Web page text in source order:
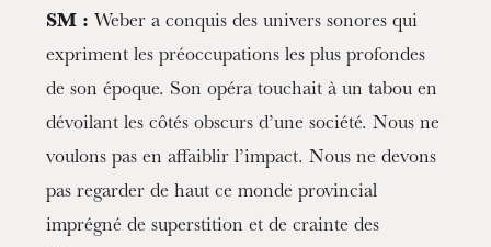
SM : Weber a conquis des univers sonores qui
expriment les préoccupations les plus profondes
de son époque. Son opéra touchait à un tabou en
dévoilant les côtés obscurs d’une société. Nous ne
voulons pas en affaiblir l’impact. Nous ne devons
pas regarder de haut ce monde provincial
imprégné de superstition et de crainte des